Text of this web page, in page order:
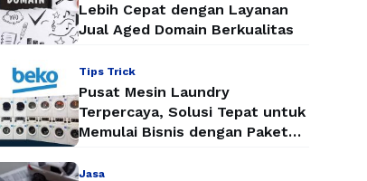
Lebih Cepat dengan Layanan
Jual Aged Domain Berkualitas
Tips Trick
Pusat Mesin Laundry
Terpercaya, Solusi Tepat untuk
Memulai Bisnis dengan Paket
Jasa